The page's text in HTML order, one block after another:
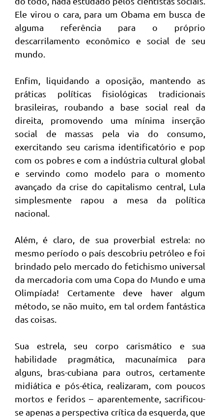
Ele virou o cara, para um Obama em busca de
alguma referência para o próprio
descarrilamento econômico e social de seu
mundo.
Enfim, liquidando a oposição, mantendo as
práticas políticas fisiológicas tradicionais
brasileiras, roubando a base social real da
direita, promovendo uma mínima inserção
social de massas pela via do consumo,
exercitando seu carisma identificatório e pop
com os pobres e com a indústria cultural global
e servindo como modelo para o momento
avançado da crise do capitalismo central, Lula
simplesmente rapou a mesa da política
nacional.
Além, é claro, de sua proverbial estrela: no
mesmo período o país descobriu petróleo e foi
brindado pelo mercado do fetichismo universal
da mercadoria com uma Copa do Mundo e uma
Olimpíada! Certamente deve haver algum
método, se não muito, em tal ordem fantástica
das coisas.
Sua estrela, seu corpo carismático e sua
habilidade pragmática, macunaímica para
alguns, bras-cubiana para outros, certamente
midiática e pós-ética, realizaram, com poucos
mortos e feridos – aparentemente, sacrificou-
se apenas a perspectiva crítica da esquerda, que